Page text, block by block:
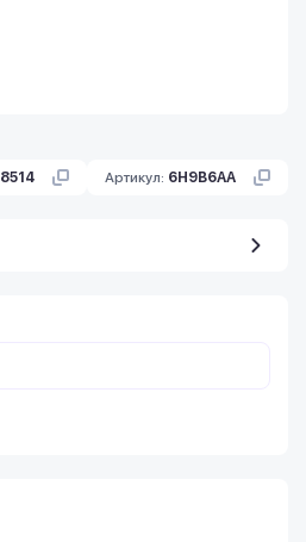
8514 Артикул: 6H9B6AA